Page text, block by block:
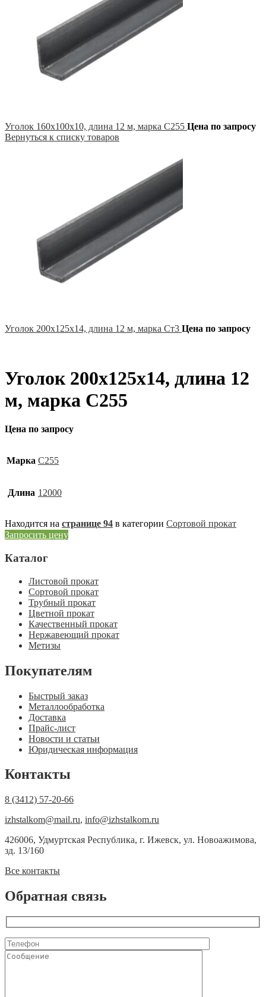
Уголок 160х100х10, длина 12 м, марка С255 Цена по запросу
Вернуться к списку товаров
Уголок 200х125х14, длина 12 м, марка Ст3 Цена по запросу
Уголок 200х125х14, длина 12
м, марка С255
Цена по запросу
Марка С255
Длина 12000
Находится на странице 94 в категории Сортовой прокат
Запросить цену
Каталог
Листовой прокат
Сортовой прокат
Трубный прокат
Цветной прокат
Качественный прокат
Нержавеющий прокат
Метизы
Покупателям
Быстрый заказ
Металлообработка
Доставка
Прайс-лист
Новости и статьи
Юридическая информация
Контакты
8 (3412) 57-20-66
izhstalkom@mail.ru, info@izhstalkom.ru
426006, Удмуртская Республика, г. Ижевск, ул. Новоажимова,
зд. 13/160
Все контакты
Обратная связь